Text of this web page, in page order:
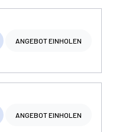
ANGEBOT EINHOLEN
ANGEBOT EINHOLEN